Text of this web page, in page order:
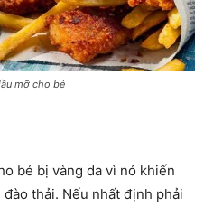
mỡ cho bé
bé bị vàng da vì nó khiến
thải. Nếu nhất định phải